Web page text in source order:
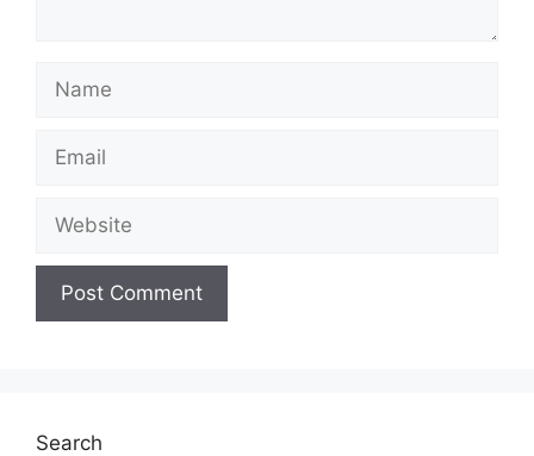
Search